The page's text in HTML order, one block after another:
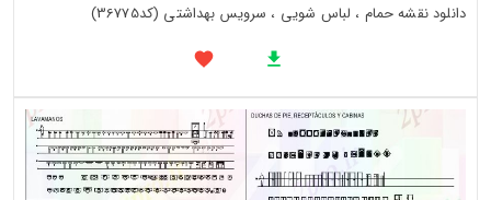
دانلود نقشه حمام ، لباس شویی ، سرویس بهداشتی (کد36775)